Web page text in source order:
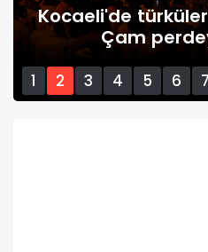
Yeşil
Eser
1 2 3 4 5 6 7